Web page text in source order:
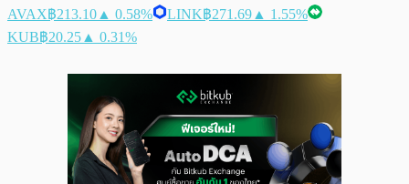
AVAX฿213.10 ▲ 0.58% LINK฿271.69 ▲ 1.55%
KUB฿20.25 ▲ 0.31%